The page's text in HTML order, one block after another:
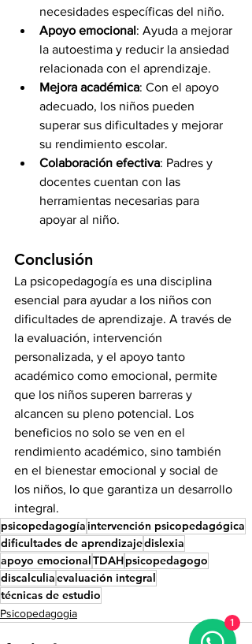
necesidades específicas del niño.
Apoyo emocional: Ayuda a mejorar
la autoestima y reducir la ansiedad
relacionada con el aprendizaje.
Mejora académica: Con el apoyo
adecuado, los niños pueden
superar sus dificultades y mejorar
su rendimiento escolar.
Colaboración efectiva: Padres y
docentes cuentan con las
herramientas necesarias para
apoyar al niño.
Conclusión
La psicopedagogía es una disciplina
esencial para ayudar a los niños con
dificultades de aprendizaje. A través de
la evaluación, intervención
personalizada, y el apoyo tanto
académico como emocional, permite
que los niños superen barreras y
alcancen su pleno potencial. Los
beneficios no solo se ven en el
rendimiento académico, sino también
en el bienestar emocional y social de
los niños, lo que garantiza un desarrollo
integral.
psicopedagogíaintervención psicopedagógica
dificultades de aprendizajedislexia
apoyo emocionalTDAHpsicopedagogo
discalculiaevaluación integral
técnicas de estudio
Psicopedagogia
1